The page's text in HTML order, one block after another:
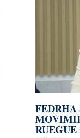
FEDRHA